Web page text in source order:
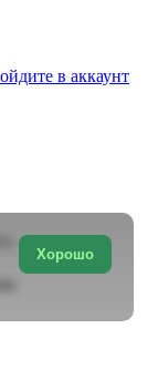
в аккаунт
Хорошо